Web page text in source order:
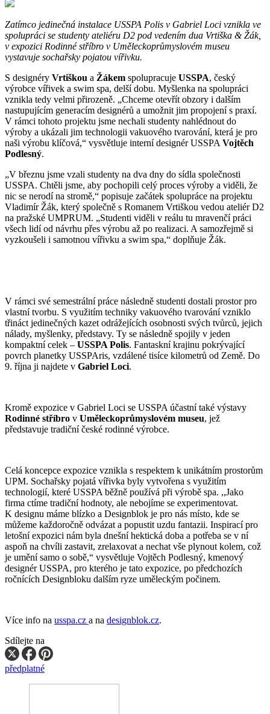
Zatímco jedinečná instalace USSPA Polis v Gabriel Loci vznikla ve
spolupráci se studenty ateliéru D2 pod vedením dua Vrtiška & Žák,
v expozici Rodinné stříbro v Uměleckoprůmyslovém museu
vystavuje sochařsky pojatou vířivku.
S designéry Vrtiškou a Žákem spolupracuje USSPA, český
výrobce vířivek a swim spa, delší dobu. Myšlenka na spolupráci
vznikla tedy velmi přirozeně. „Chceme otevřít obzory i dalším
nastupujícím generacím designérů a umožnit jim propojení s praxí.
V rámci tohoto projektu jsme nechali studenty nahlédnout do
výroby a ukázali jim technologii vakuového tvarování, která je pro
naši výrobu klíčová,“ vysvětluje interní designér USSPA Vojtěch
Podlesný.
„V březnu jsme vzali studenty na dva dny do sídla společnosti
USSPA. Chtěli jsme, aby pochopili celý proces výroby a viděli, že
nic se nerodí na stromě,“ popisuje začátek spolupráce na projektu
Vladimír Žák, který společně s Romanem Vrtiškou vedou ateliér D2
na pražské UMPRUM. „Studenti viděli v reálu tu mravenčí práci
všech lidí od návrhu přes výrobu až po realizaci. A samozřejmě si
vyzkoušeli i samotnou vířivku a swim spa,“ doplňuje Žák.
V rámci své semestrální práce následně studenti dostali prostor pro
vlastní tvorbu. S využitím techniky vakuového tvarování vzniklo
třináct jedinečných kazet odrážejících osobnosti svých tvůrců, jejich
nálady, myšlenky, představy. Ty se následně spojily v jeden
kompaktní celek – USSPA Polis. Fantaskní krajinu pokrývající
povrch planetky USSPAris, vzdálené tisíce kilometrů od Země. Do
9. října ji najdete v Gabriel Loci.
Kromě expozice v Gabriel Loci se USSPA účastní také výstavy
Rodinné stříbro v Uměleckoprůmyslovém museu, jež
představuje tradiční české rodinné výrobce.
Celá koncepce expozice vznikla s respektem k unikátním prostorům
UPM. Sochařsky pojatá vířivka byly vytvořena s využitím
technologií, které USSPA běžně používá při výrobě spa. ,,Jako
firma ctíme tradiční hodnoty, ale nebojíme se experimentovat.
K designu máme blízko a Designblok je pro nás místo, kde se
můžeme každoročně odvázat a popustit uzdu fantazii. Inspirací pro
letošní expozici nám byla dnešní hektická doba a potřeba se v ní
aspoň na chvíli zastavit, zrelaxovat a nechat vše plynout kolem, což
je umění samo o sobě,“ vysvětluje Vojtěch Podlesný, kmenový́
designér USSPA, pro kterého je tato expozice, po předchozích
ročnících Designbloku dalším ryze uměleckým počinem.
Více info na usspa.cz a na designblok.cz.
Sdílejte na
předplatné